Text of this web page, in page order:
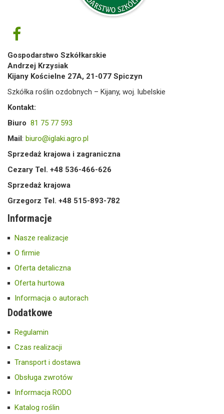
Gospodarstwo Szkółkarskie
Andrzej Krzysiak
Kijany Kościelne 27A, 21-077 Spiczyn
Szkółka roślin ozdobnych – Kijany, woj. lubelskie
Kontakt:
Biuro 81 75 77 593
Mail: biuro@iglaki.agro.pl
Sprzedaż krajowa i zagraniczna
Cezary Tel. +48 536-466-626
Sprzedaż krajowa
Grzegorz Tel. +48 515-893-782
Informacje
Nasze realizacje
O firmie
Oferta detaliczna
Oferta hurtowa
Informacja o autorach
Dodatkowe
Regulamin
Czas realizacji
Transport i dostawa
Obsługa zwrotów
Informacja RODO
Katalog roślin